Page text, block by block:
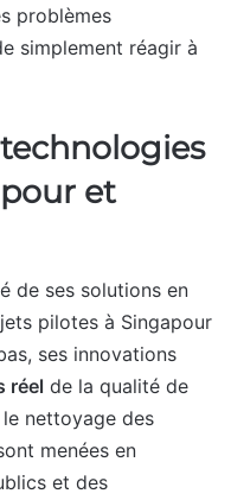
problèmes
simplement réagir à
et
de ses solutions en
pilotes à Singapour
ses innovations
réel de la qualité de
le nettoyage des
menées en
et des